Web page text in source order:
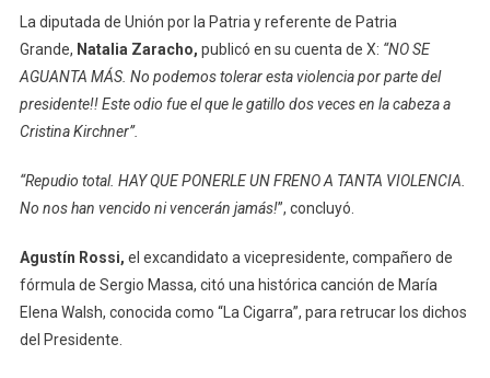
La diputada de Unión por la Patria y referente de Patria
Grande, Natalia Zaracho, publicó en su cuenta de X: “NO SE
AGUANTA MÁS. No podemos tolerar esta violencia por parte del
presidente!! Este odio fue el que le gatillo dos veces en la cabeza a
Cristina Kirchner”.
“Repudio total. HAY QUE PONERLE UN FRENO A TANTA VIOLENCIA.
No nos han vencido ni vencerán jamás!”, concluyó.
Agustín Rossi, el excandidato a vicepresidente, compañero de
fórmula de Sergio Massa, citó una histórica canción de María
Elena Walsh, conocida como “La Cigarra”, para retrucar los dichos
del Presidente.